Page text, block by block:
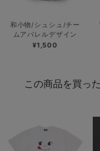
和小物/シュシュ/チー
ムアパレルデザイン
¥1,500
この商品を買っ